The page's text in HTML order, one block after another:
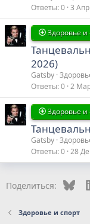
Ответы 0 3
Здоровье и
2026)
Gatsby
Ответы 0 2
Здоровье и
Gatsby
Ответы 0 28
Поделиться:
Здоровье и спорт